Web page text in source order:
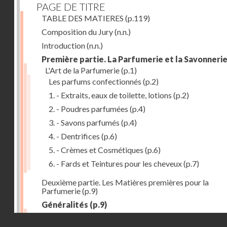
PAGE DE TITRE
TABLE DES MATIERES (p.119)
Composition du Jury(n.n.)
Introduction(n.n.)
Première partie. La Parfumerie et la Savonnerie
L'Art de la Parfumerie(p.1)
Les parfums confectionnés (p.2)
1. - Extraits, eaux de toilette, lotions (p.2)
2. - Poudres parfumées (p.4)
3. - Savons parfumés (p.4)
4. - Dentrifices (p.6)
5. - Crèmes et Cosmétiques (p.6)
6. - Fards et Teintures pour les cheveux(p.7)
Deuxième partie. Les Matières premières pour la
Parfumerie(p.9)
Généralités (p.9)
Les parfums naturels(p.10)